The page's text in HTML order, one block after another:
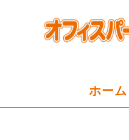
ホーム